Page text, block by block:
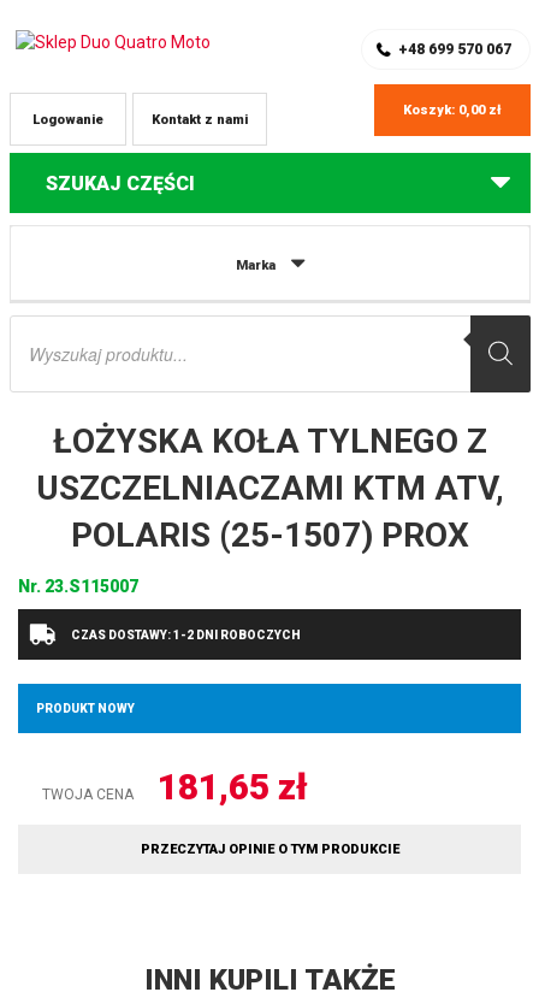
+48 699 570 067
Kontakt z nami
Logowanie
Koszyk: 0,00 zł
SZUKAJ CZĘŚCI
Marka
Wyszukiwarka
Części do quadów Polaris
ŁOŻYSKA KOŁA TYLNEGO Z
USZCZELNIACZAMI KTM ATV,
POLARIS (25-1507) PROX
Nr. 23.S115007
CZAS DOSTAWY: 1-2 DNI ROBOCZYCH
PRODUKT NOWY
TWOJA CENA 181,65 zł
PRZECZYTAJ OPINIE O TYM PRODUKCIE
INNI KUPILI TAKŻE